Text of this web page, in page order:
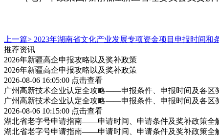
上一篇> 2023年湖南省文化产业发展专项资金项目申报时间和
推荐资讯
2026年新疆高企申报攻略以及奖补政策
2026年新疆高企申报攻略以及奖补政策
2026-08-06 16:05:00 点击查看
广州高新技术企业认定全攻略——申报条件、申报时间及各区
广州高新技术企业认定全攻略——申报条件、申报时间及各区
2026-08-06 10:15:00 点击查看
湖北省老字号申请指南——申请时间、申请条件及奖补政策全
湖北省老字号申请指南——申请时间、申请条件及奖补政策全